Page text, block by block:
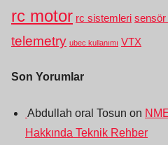
rc motor rc sistemleri
telemetry ubec kullanımı VTX
Son Yorumlar
Abdullah oral Tosun on
Hakkında Teknik Rehber